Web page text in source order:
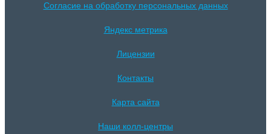
Согласие на обработку персональных данных
Яндекс метрика
Лицензии
Контакты
Карта сайта
Наши колл-центры